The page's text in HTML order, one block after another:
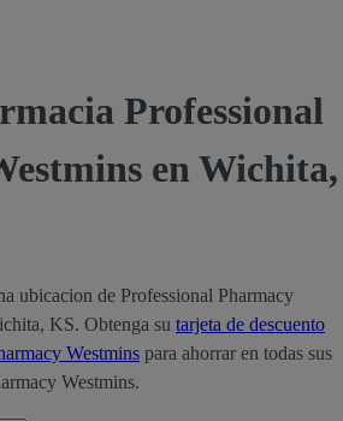
Professional
en Wichita,
ubicacion de Professional Pharmacy
KS. Obtenga su tarjeta de descuento
Westmins para ahorrar en todas sus
Westmins.